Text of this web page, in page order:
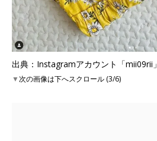
出典：Instagramアカウント「mii09rii」
▼次の画像は下へスクロール (3/6)